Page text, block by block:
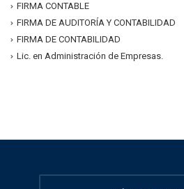
FIRMA CONTABLE
FIRMA DE AUDITORÍA Y CONTABILIDAD
FIRMA DE CONTABILIDAD
Lic. en Administración de Empresas.